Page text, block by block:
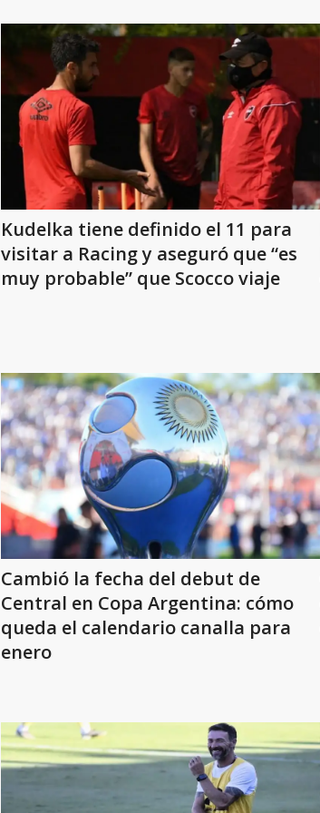
Kudelka tiene definido el 11 para
visitar a Racing y aseguró que “es
muy probable” que Scocco viaje
Cambió la fecha del debut de
Central en Copa Argentina: cómo
queda el calendario canalla para
enero